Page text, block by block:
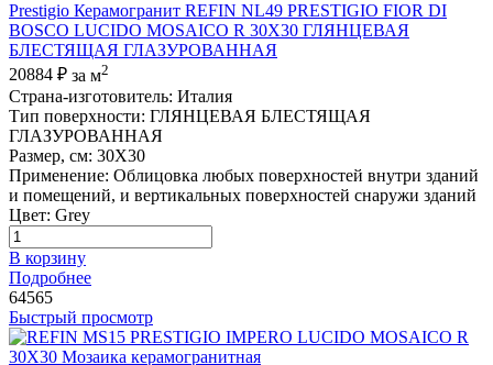
Prestigio Керамогранит REFIN NL49 PRESTIGIO FIOR DI
BOSCO LUCIDO MOSAICO R 30X30 ГЛЯНЦЕВАЯ
БЛЕСТЯЩАЯ ГЛАЗУРОВАННАЯ
20884 ₽ за м2
Страна-изготовитель: Италия
Тип поверхности: ГЛЯНЦЕВАЯ БЛЕСТЯЩАЯ
ГЛАЗУРОВАННАЯ
Размер, см: 30X30
Применение: Облицовка любых поверхностей внутри зданий
и помещений, и вертикальных поверхностей снаружи зданий
Цвет: Grey
В корзину
Подробнее
64565
Быстрый просмотр